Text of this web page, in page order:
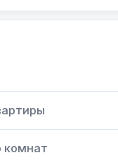
комнат